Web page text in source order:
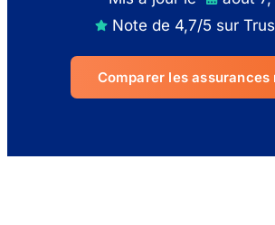
Note de 4,7/5 sur
Comparer les assurances